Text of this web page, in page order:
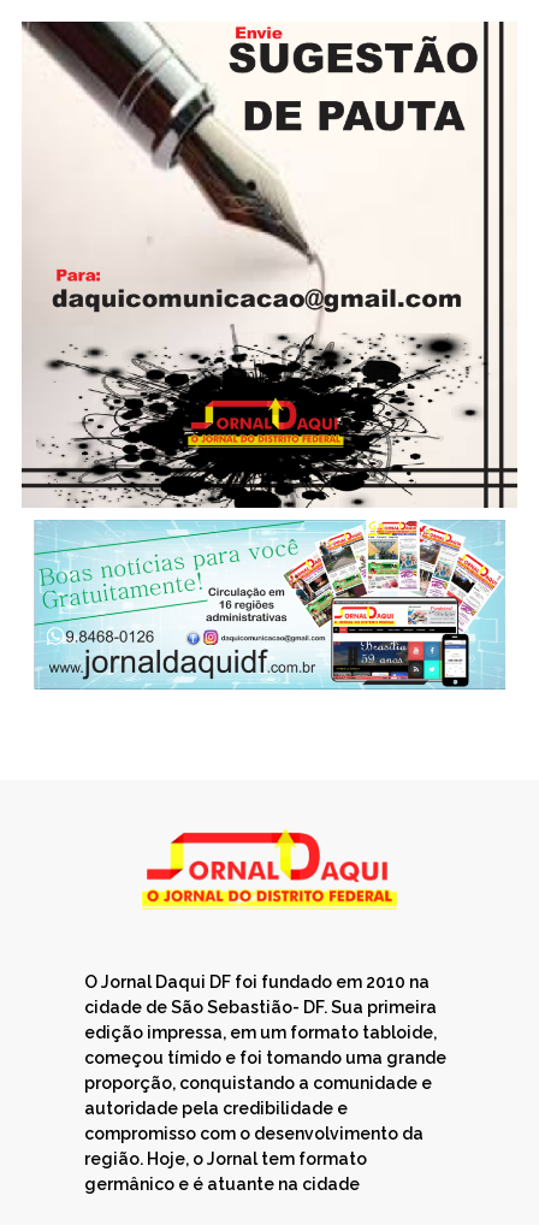
O Jornal Daqui DF foi fundado em 2010 na
cidade de São Sebastião- DF. Sua primeira
edição impressa, em um formato tabloide,
começou tímido e foi tomando uma grande
proporção, conquistando a comunidade e
autoridade pela credibilidade e
compromisso com o desenvolvimento da
região. Hoje, o Jornal tem formato
germânico e é atuante na cidade